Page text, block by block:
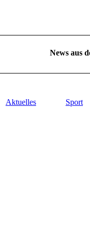
News aus
Aktuelles Sport